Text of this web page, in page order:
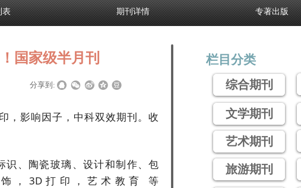
表 期刊详情 专著出版
文学期刊
栏目分类
综合期刊
艺术期刊
旅游期刊
国家级半月刊
分享到:
，影响因子，中科双效期刊。收
识、陶瓷玻璃、设计和制作、包
，3D打印，艺术教育 等